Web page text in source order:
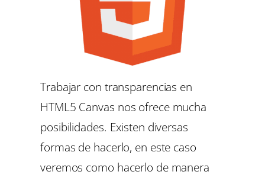
Trabajar con transparencias en
HTML5 Canvas nos ofrece mucha
posibilidades. Existen diversas
formas de hacerlo, en este caso
veremos como hacerlo de manera